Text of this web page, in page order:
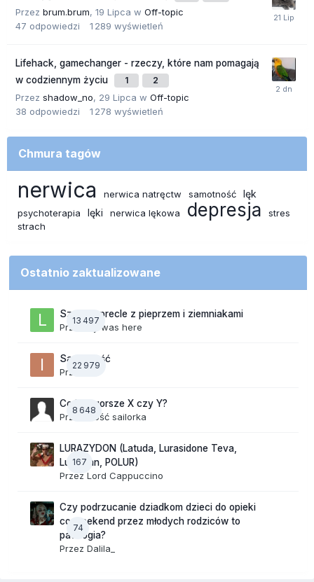
Przez brum.brum, 19 Lipca w Off-topic
47 odpowiedzi 1 289 wyświetleń
Lifehack, gamechanger - rzeczy, które nam pomagają
w codziennym życiu
1 2
Przez shadow_no, 29 Lipca w Off-topic
38 odpowiedzi 1 278 wyświetleń
Chmura tagów
nerwica nerwica natręctw samotność lęk
psychoterapia lęki nerwica lękowa depresja
stres
strach
Ostatnio zaktualizowane
13 497
Szalone precle z pieprzem i ziemniakami
Przez lily was here
22 979
Samotność
Przezixi
8 648
Co jest gorsze X czy Y?
Przez Gość sailorka
167
LURAZYDON (Latuda, Lurasidone Teva,
Lurobran, POLUR)
Przez Lord Cappuccino
74
Czy podrzucanie dziadkom dzieci do opieki
co weekend przez młodych rodziców to
patologia?
Przez Dalila_